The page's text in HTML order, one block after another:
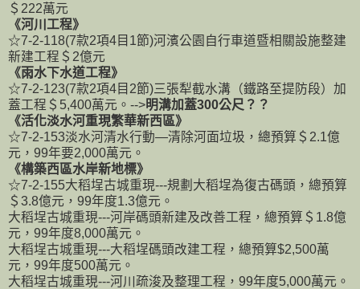
＄222萬元
《河川工程》
☆7-2-118(7款2項4目1節)河濱公園自行車道暨相關設施整建
新建工程＄2億元
《雨水下水道工程》
☆7-2-123(7款2項4目2節)三張犁截水溝（鐵路至提防段）加
蓋工程＄5,400萬元。-->明溝加蓋300公尺？？
《活化淡水河重現繁華新西區》
☆7-2-153淡水河清水行動—清除河面垃圾，總預算＄2.1億
元，99年要2,000萬元。
《構築西區水岸新地標》
☆7-2-155大稻埕古城重現---規劃大稻埕為復古碼頭，總預算
＄3.8億元，99年度1.3億元。
大稻埕古城重現---河岸碼頭新建及改善工程，總預算＄1.8億
元，99年度8,000萬元。
大稻埕古城重現---大稻埕碼頭改建工程，總預算$2,500萬
元，99年度500萬元。
大稻埕古城重現---河川疏浚及整理工程，99年度5,000萬元。